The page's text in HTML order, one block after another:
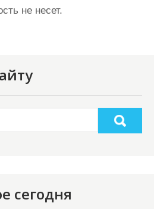
не несет.
сегодня